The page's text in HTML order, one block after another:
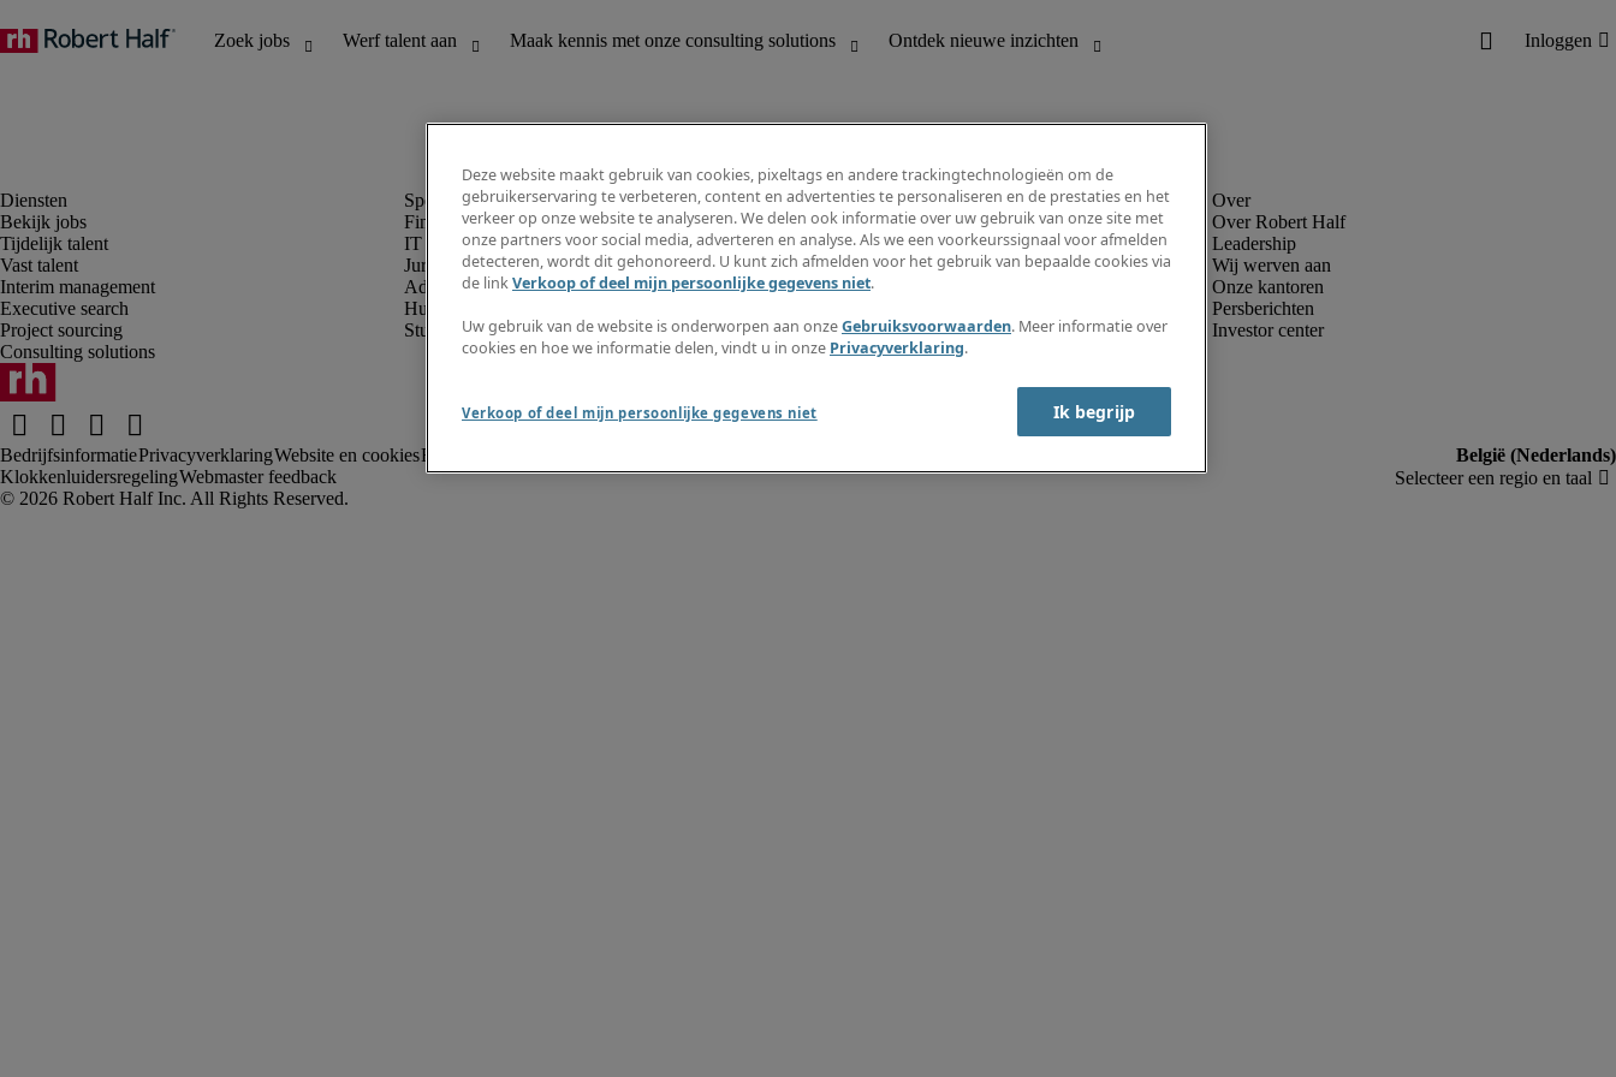
Bekijk jobs
Tijdelijk talent
Vast talent
Interim management
Executive search
Project sourcing
Consulting solutions
Finance en boekhouding
IT en digital
Juridisch
Administratie en office support
Human resources
Student
Ontdek nieuwe inzichten
Jobomschrijvingen
Salarisgids
Timesheets
Maak een jobalert aan
Informatiecentrum
Over Robert Half
Leadership
Wij werven aan
Onze kantoren
Persberichten
Investor center
BedrijfsinformatiePrivacyverklaringWebsite en cookiesRekruteringsvoorwaarden
KlokkenluidersregelingWebmaster feedback
Deze website maakt gebruik van cookies, pixeltags en andere trackingtechnologieën om de
gebruikerservaring te verbeteren, content en advertenties te personaliseren en de prestaties en het
verkeer op onze website te analyseren. We delen ook informatie over uw gebruik van onze site met
onze partners voor social media, adverteren en analyse. Als we een voorkeurssignaal voor afmelden
detecteren, wordt dit gehonoreerd. U kunt zich afmelden voor het gebruik van bepaalde cookies via
de linkVerkoop of deel mijn persoonlijke gegevens niet.
Uw gebruik van de website is onderworpen aan onzeGebruiksvoorwaarden. Meer informatie over
cookies en hoe we informatie delen, vindt u in onze Privacyverklaring.
Verkoop of deel mijn persoonlijke gegevens niet Ik begrijp